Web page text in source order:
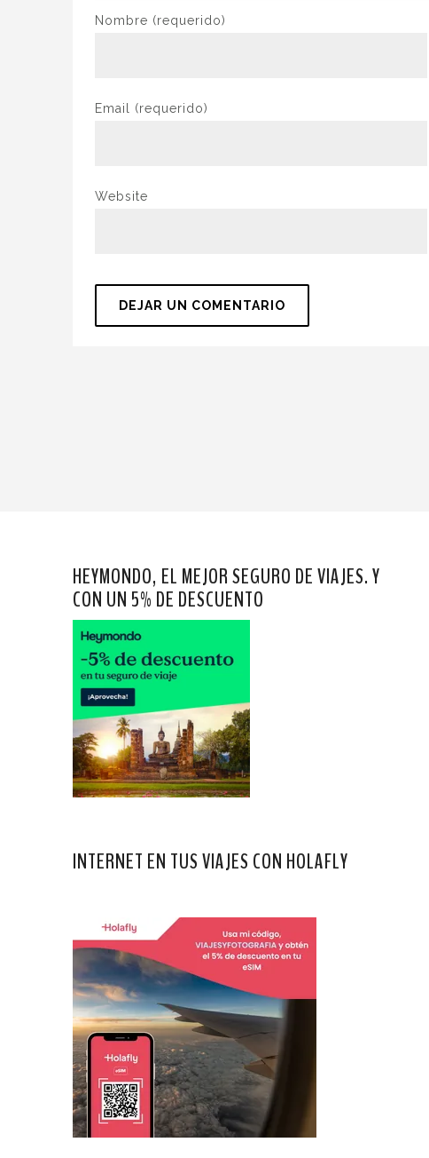
Nombre (requerido)
Email (requerido)
Website
HEYMONDO, EL MEJOR SEGURO DE VIAJES. Y
CON UN 5% DE DESCUENTO
INTERNET EN TUS VIAJES CON HOLAFLY